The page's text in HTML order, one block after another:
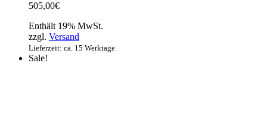
505,00€
Enthält 19% MwSt.
zzgl. Versand
Lieferzeit: ca. 15 Werktage
Sale!